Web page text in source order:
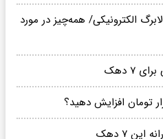
الکترونیکی/ همه‌چیز در مورد